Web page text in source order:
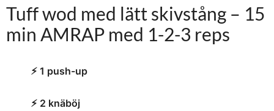
Tuff wod med lätt skivstång – 15
min AMRAP med 1-2-3 reps
⚡︎ 1 push-up
⚡︎ 2 knäböj